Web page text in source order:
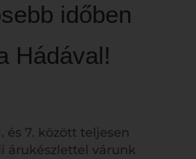
időben
Hádával!
és 7. között teljesen
árukészlettel várunk